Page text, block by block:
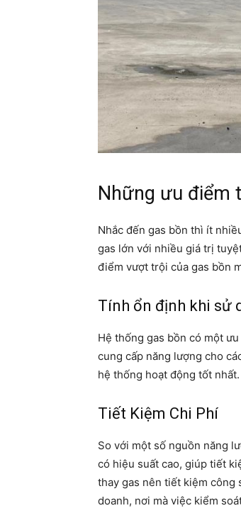
Những ưu điểm
Nhắc đến gas bồn thì ít
gas lớn với nhiều giá trị
điểm vượt trội của gas bồn
Tính ổn định khi sử
Hệ thống gas bồn có một
cung cấp năng lượng cho
hệ thống hoạt động tốt nhất.
Tiết Kiệm Chi Phí
So với một số nguồn năng
có hiệu suất cao, giúp tiết
thay gas nên tiết kiệm
doanh, nơi mà việc kiểm